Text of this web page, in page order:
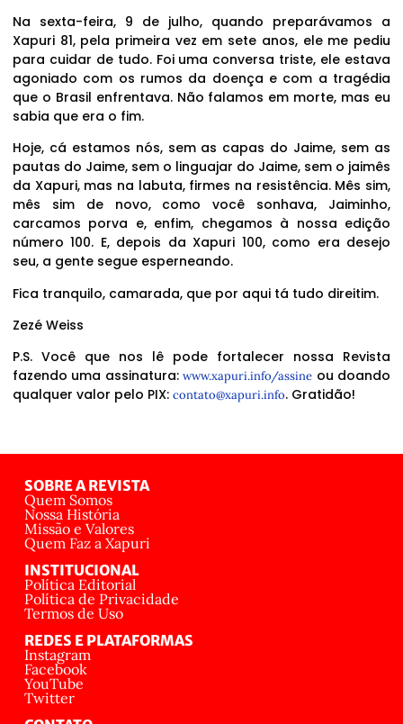
Na sexta-feira, 9 de julho, quando preparávamos a
Xapuri 81, pela primeira vez em sete anos, ele me pediu
para cuidar de tudo. Foi uma conversa triste, ele estava
agoniado com os rumos da doença e com a tragédia
que o Brasil enfrentava. Não falamos em morte, mas eu
sabia que era o fim.
Hoje, cá estamos nós, sem as capas do Jaime, sem as
pautas do Jaime, sem o linguajar do Jaime, sem o jaimês
da Xapuri, mas na labuta, firmes na resistência. Mês sim,
mês sim de novo, como você sonhava, Jaiminho,
carcamos porva e, enfim, chegamos à nossa edição
número 100. E, depois da Xapuri 100, como era desejo
seu, a gente segue esperneando.
Fica tranquilo, camarada, que por aqui tá tudo direitim.
Zezé Weiss
P.S. Você que nos lê pode fortalecer nossa Revista
fazendo uma assinatura:www.xapuri.info/assine ou doando
qualquer valor pelo PIX: contato@xapuri.info. Gratidão!
SOBRE A REVISTA
Quem Somos
Nossa História
Missão e Valores
Quem Faz a Xapuri
INSTITUCIONAL
Política Editorial
Política de Privacidade
Termos de Uso
REDES E PLATAFORMAS
Instagram
Facebook
YouTube
Twitter